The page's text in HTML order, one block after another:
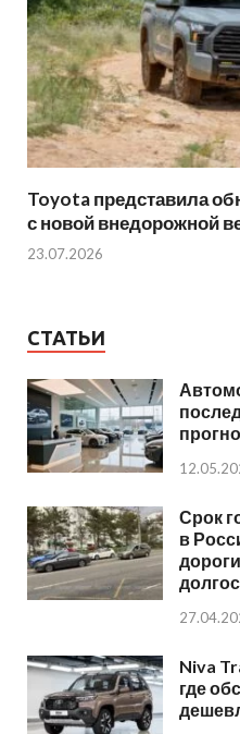
Toyota представила
с новой внедорожной
23.07.2026
СТАТЬИ
Срок
в
Niva
где